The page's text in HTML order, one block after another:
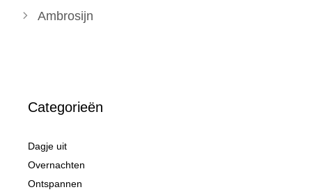
Ambrosijn
Categorieën
Dagje uit
Overnachten
Ontspannen